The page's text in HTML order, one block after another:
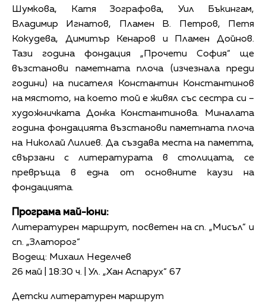
Шумкова, Катя Зографова, Уил Бъкингам,
Владимир Игнатов, Пламен В. Петров, Петя
Кокудева, Димитър Кенаров и Пламен Дойнов.
Тази година фондация „Прочети София“ ще
възстанови паметната плоча (изчезнала преди
години) на писателя Константин Константинов
на мястото, на което той е живял със сестра си –
художничката Донка Константинова. Миналата
година фондацията възстанови паметната плоча
на Николай Лилиев. Да създава места на паметта,
свързани с литературата в столицата, се
превръща в една от основните каузи на
фондацията.
Програма май-юни:
Литературен маршрут, посветен на сп. „Мисъл“ и
сп. „Златорог“
Водещ: Михаил Неделчев
26 май | 18:30 ч. | Ул. „Хан Аспарух“ 67
Детски литературен маршрут